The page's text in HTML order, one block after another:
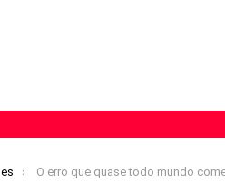
O erro que quase todo mundo comete com plantas dentro